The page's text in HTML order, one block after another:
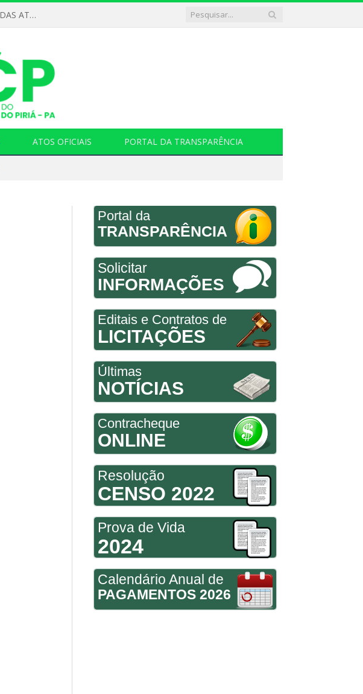
DECLARAMOS QUE NÃO HOUVERAM NOVAS LEIS APROVADAS ATÉ O MOMENTO PARA O INSTITUTO DE PREVIDÊNCIA NO ANO DE 2026
ATOS OFICIAIS PORTAL DA TRANSPARÊNCIA
Portal da
TRANSPARÊNCIA
Solicitar
INFORMAÇÕES
Editais e Contratos de
LICITAÇÕES
Últimas
NOTÍCIAS
Contracheque
ONLINE
Resolução
CENSO 2022
Prova de Vida
2024
Calendário Anual de
PAGAMENTOS 2026